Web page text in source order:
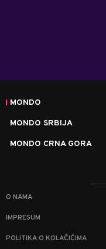
MONDO
MONDO SRBIJA
MONDO CRNA GORA
O NAMA
IMPRESUM
POLITIKA O KOLAČIĆIMA